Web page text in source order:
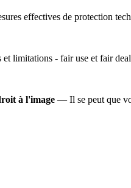
effectives de protection
limitations - fair use et fair
à l'image — Il se peut que